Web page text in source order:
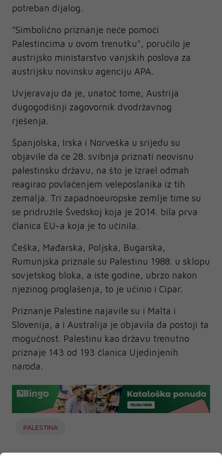
potreban dijalog.
"Simbolično priznanje neće pomoći
Palestincima u ovom trenutku", poručilo je
austrijsko ministarstvo vanjskih poslova za
austrijsku novinsku agenciju APA.
Uvjeravaju da je, unatoč tome, Austrija
dugogodišnji zagovornik dvodržavnog
rješenja.
Španjolska, Irska i Norveška u srijedu su
objavile da će 28. svibnja priznati neovisnu
palestinsku državu, na što je Izrael odmah
reagirao povlačenjem veleposlanika iz tih
zemalja. Tri zapadnoeuropske zemlje time su
se pridružile Švedskoj koja je 2014. bila prva
članica EU-a koja je to učinila.
Češka, Mađarska, Poljska, Bugarska,
Rumunjska priznale su Palestinu 1988. u sklopu
sovjetskog bloka, a iste godine, ubrzo nakon
njezinog proglašenja, to je učinio i Cipar.
Priznanje Palestine najavile su i Malta i
Slovenija, a i Australija je objavila da postoji ta
mogućnost. Palestinu kao državu trenutno
priznaje 143 od 193 članica Ujedinjenih
naroda.
PALESTINA